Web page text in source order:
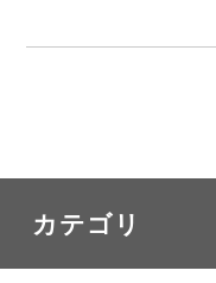
カテゴリ